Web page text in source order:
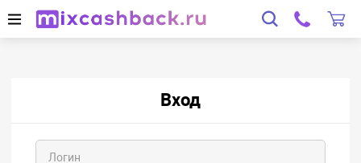
Вход